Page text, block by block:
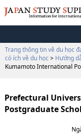
Trang thông tin về du học
có ích về du học > Hướng
Kumamoto International
Prefectural
Postgraduate